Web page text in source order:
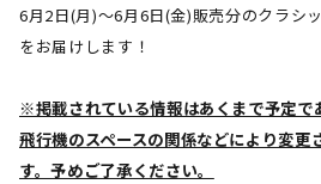
6月2日(月)～6月6日(金)販売分のクラシ
をお届けします！
※掲載されている情報はあくまで予定で
飛行機のスペースの関係などにより変更
す。予めご了承ください。